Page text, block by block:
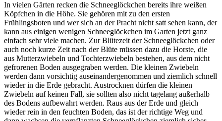
In vielen Gärten recken die Schneeglöckchen bereits ihre weißen
Köpfchen in die Höhe. Sie gehören mit zu den ersten
Frühlingsboten und wer sich an der Pracht nicht satt sehen kann, der
kann aus einigen wenigen Schneeglöckchen im Garten jetzt ganz
einfach sehr viele machen. Zur Blütezeit der Schneeglöckchen oder
auch noch kurze Zeit nach der Blüte müssen dazu die Horste, die
aus Mutterzwiebeln und Tochterzwiebeln bestehen, aus dem nicht
gefrorenen Boden ausgegraben werden. Die kleinen Zwiebeln
werden dann vorsichtig auseinandergenommen und ziemlich schnell
wieder in die Erde gebracht. Austrocknen dürfen die kleinen
Zwiebeln auf keinen Fall, sie sollten also nicht tagelang außerhalb
des Bodens aufbewahrt werden. Raus aus der Erde und gleich
wieder rein in den feuchten Boden, das ist der richtige Weg und